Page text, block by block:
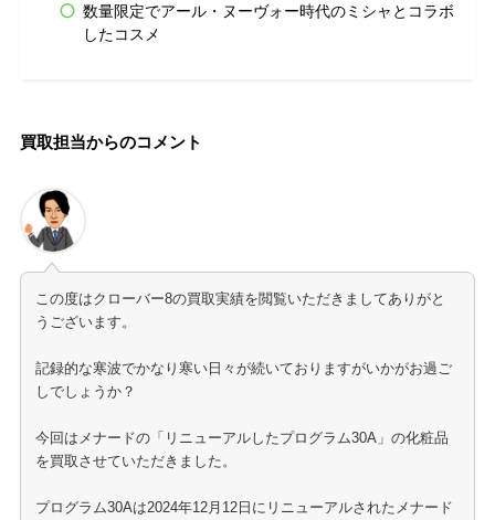
数量限定でアール・ヌーヴォー時代のミシャとコラボ
したコスメ
買取担当からのコメント
この度はクローバー8の買取実績を閲覧いただきましてありがと
うございます。
記録的な寒波でかなり寒い日々が続いておりますがいかがお過ご
しでしょうか？
今回はメナードの「リニューアルしたプログラム30A」の化粧品
を買取させていただきました。
プログラム30Aは2024年12月12日にリニューアルされたメナード